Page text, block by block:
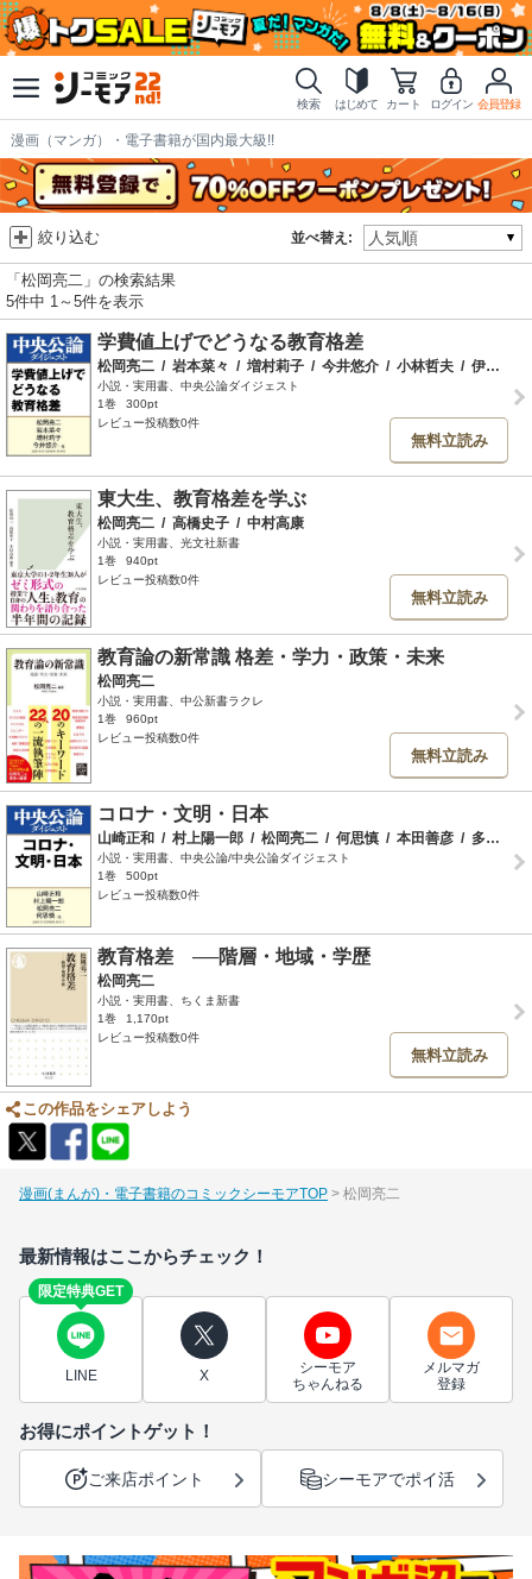
検索 はじめて カート ログイン 会員登録
漫画（マンガ）・電子書籍が国内最大級!!
並べ替え:
絞り込む
「松岡亮二」の検索結果
5件中 1～5件を表示
学費値上げでどうなる教育格差
松岡亮二 / 岩本菜々 / 増村莉子 / 今井悠介 / 小林哲夫 / 伊藤公平
小説・実用書、中央公論ダイジェスト
1巻
300pt
レビュー投稿数0件
無料立読み
東大生、教育格差を学ぶ
松岡亮二 / 高橋史子 / 中村高康
小説・実用書、光文社新書
1巻
940pt
レビュー投稿数0件
無料立読み
教育論の新常識 格差・学力・政策・未来
松岡亮二
小説・実用書、中公新書ラクレ
1巻
960pt
レビュー投稿数0件
無料立読み
コロナ・文明・日本
山崎正和 / 村上陽一郎 / 松岡亮二 / 何思慎 / 本田善彦 / 多和田葉子
小説・実用書、中央公論/中央公論ダイジェスト
1巻
500pt
レビュー投稿数0件
教育格差 ──階層・地域・学歴
松岡亮二
小説・実用書、ちくま新書
1巻
1,170pt
レビュー投稿数0件
無料立読み
この作品をシェアしよう
漫画(まんが)・電子書籍のコミックシーモアTOP 松岡亮二
最新情報はここからチェック！
限定特典GET
LINE X
シーモア
ちゃんねる
メルマガ
登録
お得にポイントゲット！
ご来店ポイント シーモアでポイ活